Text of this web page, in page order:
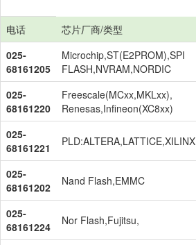
电话 芯片厂商/类型
025-
68161205
Microchip,ST(E2PROM),SPI
FLASH,NVRAM,NORDIC
025-
68161220
Freescale(MCxx,MKLxx),
Renesas,Infineon(XC8xx)
025-
68161221
PLD:ALTERA,LATTICE,XILINX
025-
68161202
Nand Flash,EMMC
025-
68161224
Nor Flash,Fujitsu,